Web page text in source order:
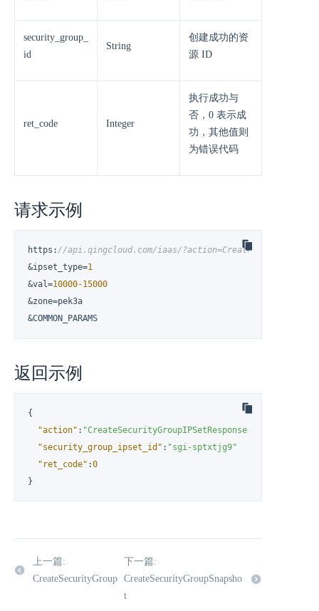
security_group_
id
String
创建成功的资
源 ID
ret_code Integer
执行成功与
否，0 表示成
功，其他值则
为错误代码
请求示例
https : //api.qingcloud.com/iaas/
&ipset_type=1
&val=10000-15000
&zone=pek3a
&COMMON_PARAMS
返回示例
{
"action" : "CreateSecurityGroupIPSetResponse"
"security_group_ipset_id" : "sgi-sptxtjg9"
"ret_code" :0
}
上一篇:
CreateSecurityGroup
下一篇:
CreateSecurityGroupSnapsho
t